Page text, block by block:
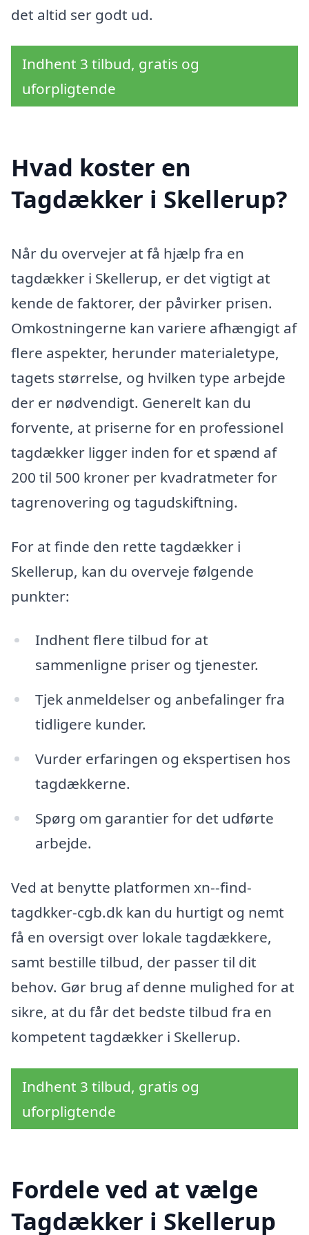
det altid ser godt ud.
Indhent 3 tilbud, gratis og
uforpligtende
Hvad koster en
Tagdækker i Skellerup?
Når du overvejer at få hjælp fra en
tagdækker i Skellerup, er det vigtigt at
kende de faktorer, der påvirker prisen.
Omkostningerne kan variere afhængigt af
flere aspekter, herunder materialetype,
tagets størrelse, og hvilken type arbejde
der er nødvendigt. Generelt kan du
forvente, at priserne for en professionel
tagdækker ligger inden for et spænd af
200 til 500 kroner per kvadratmeter for
tagrenovering og tagudskiftning.
For at finde den rette tagdækker i
Skellerup, kan du overveje følgende
punkter:
Indhent flere tilbud for at
sammenligne priser og tjenester.
Tjek anmeldelser og anbefalinger fra
tidligere kunder.
Vurder erfaringen og ekspertisen hos
tagdækkerne.
Spørg om garantier for det udførte
arbejde.
Ved at benytte platformen xn--find-
tagdkker-cgb.dk kan du hurtigt og nemt
få en oversigt over lokale tagdækkere,
samt bestille tilbud, der passer til dit
behov. Gør brug af denne mulighed for at
sikre, at du får det bedste tilbud fra en
kompetent tagdækker i Skellerup.
Indhent 3 tilbud, gratis og
uforpligtende
Fordele ved at vælge
Tagdækker i Skellerup